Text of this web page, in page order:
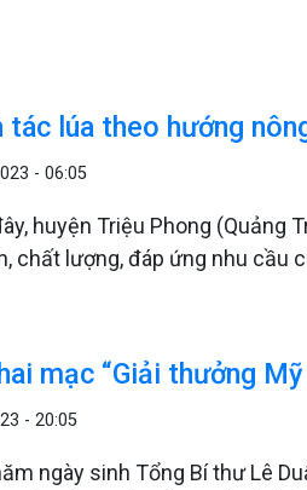
tác lúa theo hướng
- 06:05
huyện Triệu Phong
chất lượng, đáp ứng nhu cầu
mạc “Giải thưởng
- 20:05
ngày sinh Tổng Bí thư Lê